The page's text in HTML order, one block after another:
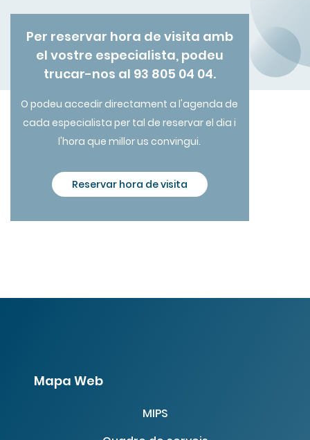
Per reservar hora de visita amb
el vostre especialista, podeu
trucar-nos al 93 805 04 04.
O podeu accedir directament a l'agenda de
cada especialista per tal de reservar el dia i
l'hora que millor us convingui.
Reservar hora de visita
Mapa Web
MIPS